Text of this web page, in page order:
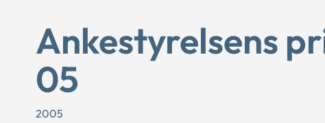
Ankestyrelsens
05
2005